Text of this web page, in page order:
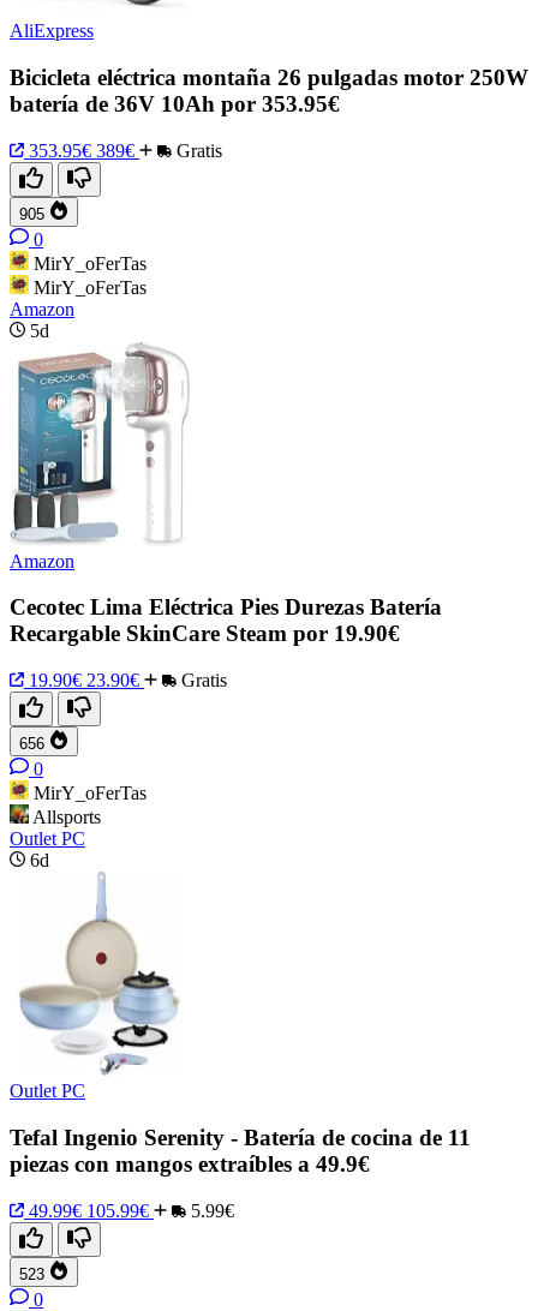
AliExpress
Bicicleta eléctrica montaña 26 pulgadas motor 250W
batería de 36V 10Ah por 353.95€
353.95€ 389€ Gratis
905
0
MirY_oFerTas
MirY_oFerTas
Amazon
5d
Amazon
Cecotec Lima Eléctrica Pies Durezas Batería
Recargable SkinCare Steam por 19.90€
19.90€ 23.90€ Gratis
656
0
MirY_oFerTas
Allsports
Outlet PC
6d
Outlet PC
Tefal Ingenio Serenity - Batería de cocina de 11
piezas con mangos extraíbles a 49.9€
49.99€ 105.99€ 5.99€
523
0